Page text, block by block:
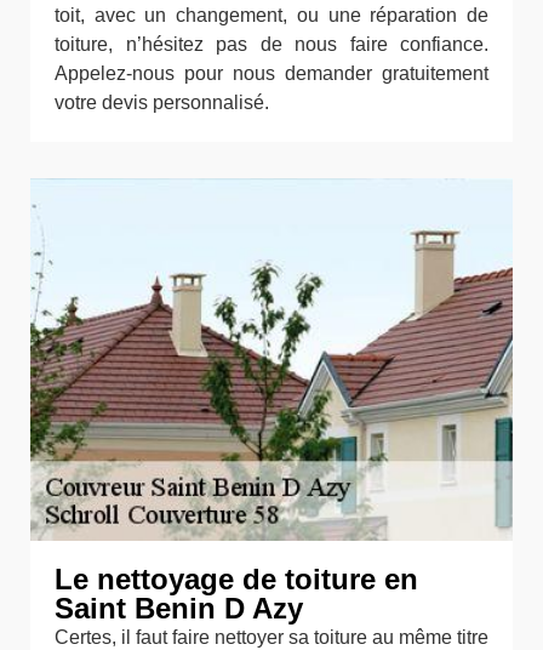
toit, avec un changement, ou une réparation de
toiture, n’hésitez pas de nous faire confiance.
Appelez-nous pour nous demander gratuitement
votre devis personnalisé.
Le nettoyage de toiture en
Saint Benin D Azy
Certes, il faut faire nettoyer sa toiture au même titre